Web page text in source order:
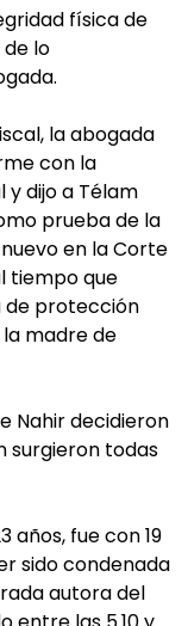
física de
de lo
la abogada
con la
y dijo a Télam
prueba de la
en la Corte
tiempo que
de protección
madre de
Nahir decidieron
surgieron todas
años, fue con 19
sido condenada
autora del